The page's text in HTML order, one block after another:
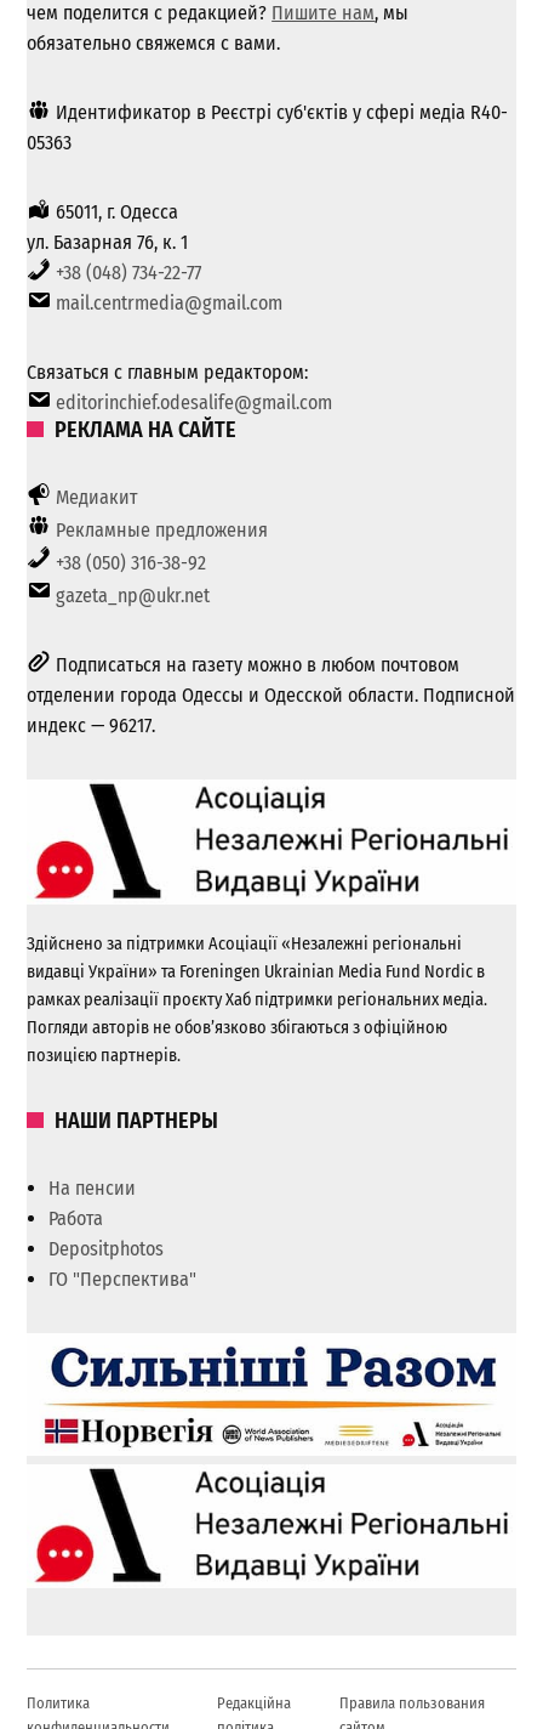
чем поделится с редакцией? Пишите нам, мы
обязательно свяжемся с вами.
Идентификатор в Реєстрі суб'єктів у сфері медіа R40-
05363
65011, г. Одесса
ул. Базарная 76, к. 1
+38 (048) 734-22-77
mail.centrmedia@gmail.com
Связаться с главным редактором:
editorinchief.odesalife@gmail.com
РЕКЛАМА НА САЙТЕ
Медиакит
Рекламные предложения
+38 (050) 316-38-92
gazeta_np@ukr.net
Подписаться на газету можно в любом почтовом
отделении города Одессы и Одесской области. Подписной
индекс — 96217.
Здійснено за підтримки Асоціації «Незалежні регіональні
видавці України» та Foreningen Ukrainian Media Fund Nordic в
рамках реалізації проєкту Хаб підтримки регіональних медіа.
Погляди авторів не обов’язково збігаються з офіційною
позицією партнерів.
НАШИ ПАРТНЕРЫ
На пенсии
Работа
Depositphotos
ГО "Перспектива"
Политика
Редакційна
Правила пользования